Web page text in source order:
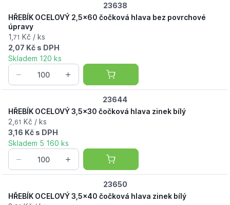
23638
HŘEBÍK OCELOVÝ 2,5x60 čočková hlava bez povrchové
úpravy
1, 71 Kč / ks
2,07 Kč s DPH
Skladem 120 ks
23644
HŘEBÍK OCELOVÝ 3,5x30 čočková hlava zinek bílý
2, 61 Kč / ks
3,16 Kč s DPH
Skladem 5 160 ks
23650
HŘEBÍK OCELOVÝ 3,5x40 čočková hlava zinek bílý